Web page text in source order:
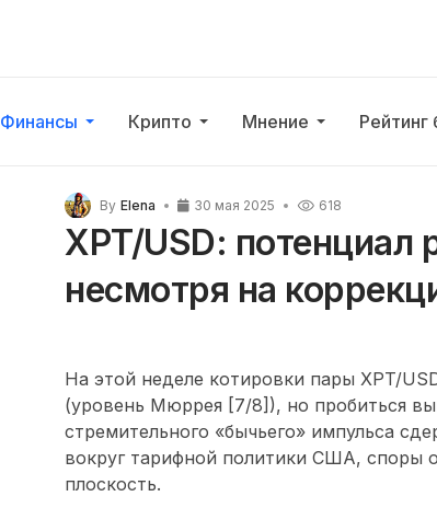
Финансы Крипто Мнение Рейтинг
By Elena 30 мая 2025 618
XPT/USD: потенциал
несмотря на
На этой неделе котировки пары XPT/
(уровень Мюррея [7/8]), но пробиться
стремительного «бычьего» импульса
вокруг тарифной политики США, споры
плоскость.